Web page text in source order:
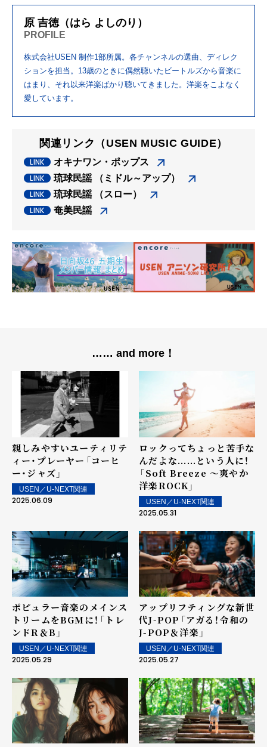
原 吉徳（はら よしのり）
PROFILE
株式会社USEN 制作1部所属。各チャンネルの選曲、ディレク
ションを担当。13歳のときに偶然聴いたビートルズから音楽に
はまり、それ以来洋楽ばかり聴いてきました。洋楽をこよなく
愛しています。
関連リンク（USEN MUSIC GUIDE）
オキナワン・ポップス
琉球民謡 （ミドル～アップ）
琉球民謡 （スロー）
奄美民謡
…… and more！
親しみやすいユーティリテ
ィー・プレーヤー――「コーヒ
ー・ジャズ」
USEN／U-NEXT関連
2025.06.09
ロックってちょっと苦手な
んだよな......という人に！
――「Soft Breeze ～爽やか
洋楽ROCK」
USEN／U-NEXT関連
2025.05.31
ポピュラー音楽のメインス
トリームをBGMに！――「トレ
ンドR＆B」
USEN／U-NEXT関連
2025.05.29
アップリフティングな新世
代J-POP――「アガる！令和の
J-POP＆洋楽」
USEN／U-NEXT関連
2025.05.27